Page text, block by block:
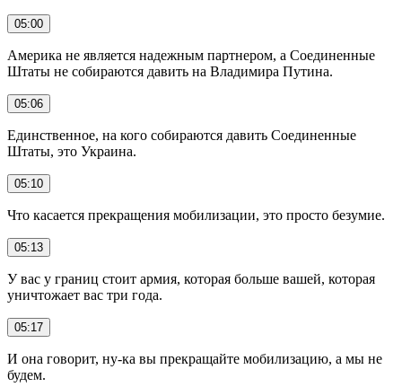
05:00
Америка не является надежным партнером, а Соединенные
Штаты не собираются давить на Владимира Путина.
05:06
Единственное, на кого собираются давить Соединенные
Штаты, это Украина.
05:10
Что касается прекращения мобилизации, это просто безумие.
05:13
У вас у границ стоит армия, которая больше вашей, которая
уничтожает вас три года.
05:17
И она говорит, ну-ка вы прекращайте мобилизацию, а мы не
будем.